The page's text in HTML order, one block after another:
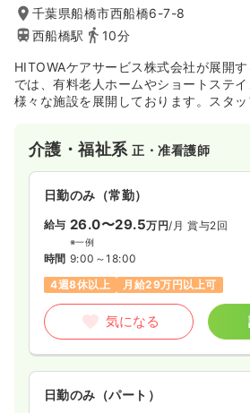
千葉県船橋市西船橋6-7-8
西船橋駅
10分
HITOWAケアサービス株式会社が展開
では、有料老人ホームやショートステイ
様々な施設を展開しております。スタ
介護・福祉系正・准看護師
日勤のみ（常勤）
給与 26.0〜29.5万円/月 賞与2回
※一例
時間 9:00～18:00
4週8休以上
月給29万円以上可
気になる
日勤のみ（パート）